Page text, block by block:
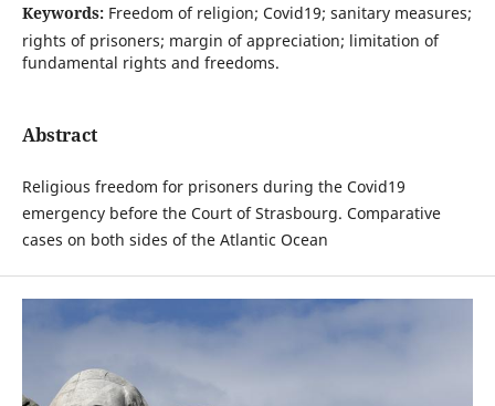
Keywords: Freedom of religion; Covid19; sanitary measures;
rights of prisoners; margin of appreciation; limitation of
fundamental rights and freedoms.
Abstract
Religious freedom for prisoners during the Covid19
emergency before the Court of Strasbourg. Comparative
cases on both sides of the Atlantic Ocean